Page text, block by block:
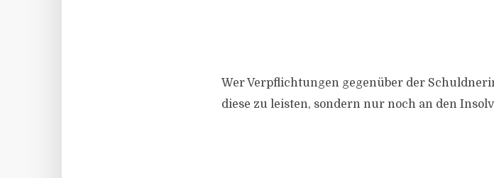
Wer Verpflichtungen gegenüber der
diese zu leisten, sondern nur noch an den